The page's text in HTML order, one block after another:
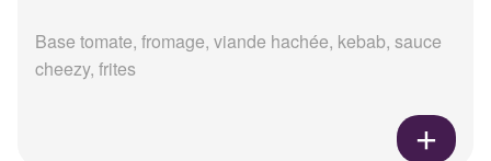
Base tomate, fromage, viande hachée, kebab, sauce
cheezy, frites